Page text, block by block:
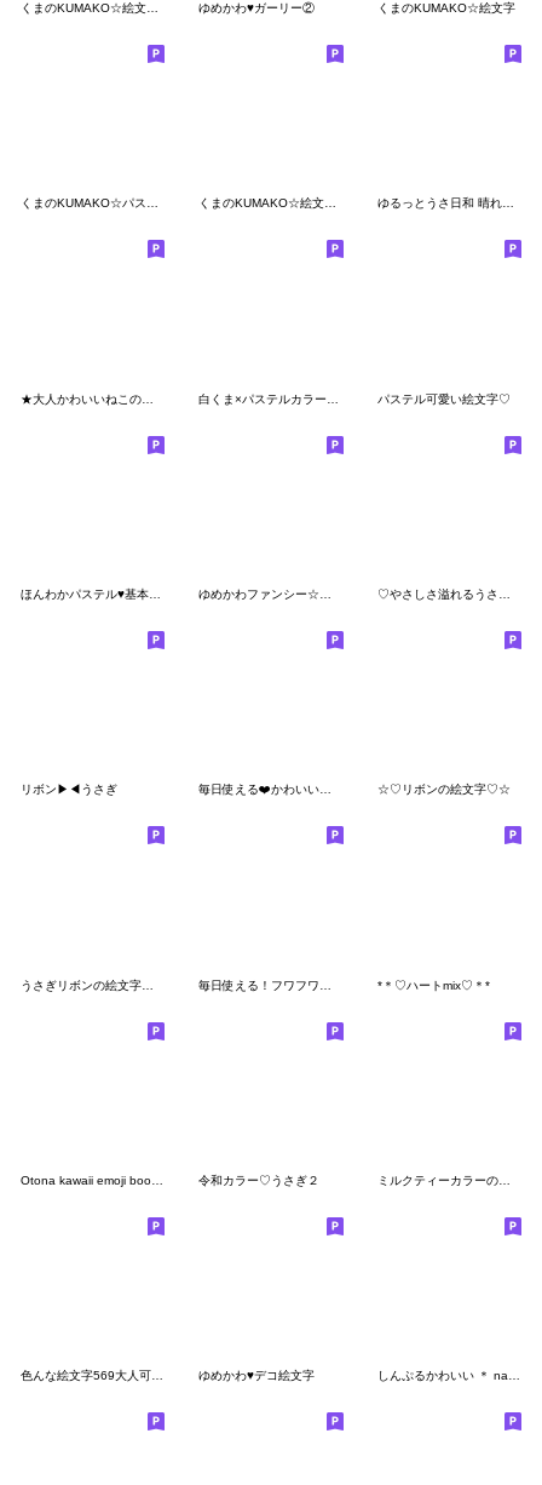
ゆめかわ♥ガーリー② くまのKUMAKO☆絵文字
くまのKUMAKO☆パステルハート絵文字 くまのKUMAKO☆絵文字４ ゆるっとうさ日和 晴れときどき絵文字
パステル可愛い絵文字♡
リボン▶︎◀︎うさぎ 毎日使える❤️かわいい絵文字❤️ ☆♡リボンの絵文字♡☆
*＊♡ハートmix♡＊*
令和カラー♡うさぎ２ ミルクティーカラーのくまちゃん❤
色んな絵文字569大人可愛いシンプル ゆめかわ♥デコ絵文字 しんぷるかわいい ＊ natural brown